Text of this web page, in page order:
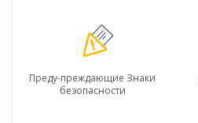
Преду-преждающие Знаки
безопасности